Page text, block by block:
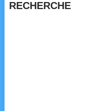
RECHERCHE